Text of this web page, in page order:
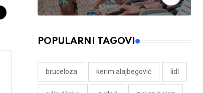
POPULARNI TAGOVI
bruceloza kerim alajbegović lidl